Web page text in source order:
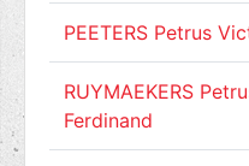
PEETERS Petrus
RUYMAEKERS
Ferdinand